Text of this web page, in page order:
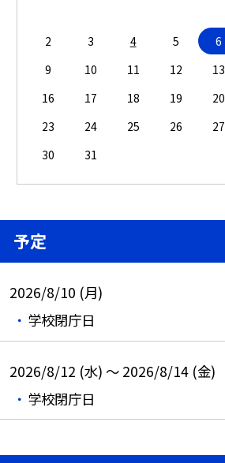
2
3 4 5 6
9
10 11 12 13
16
17 18 19 20
23
24 25 26 27
30
31
予定
2026/8/10 (月)
学校閉庁日
2026/8/12 (水) ～ 2026/8/14 (金)
学校閉庁日